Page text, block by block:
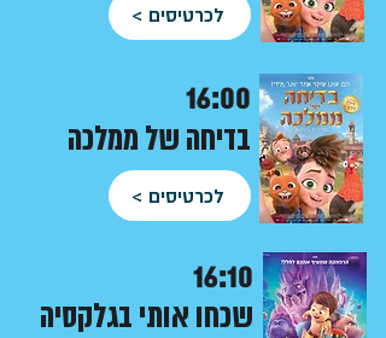
לכרטיסים >
בדיחה של ממלכה
16:00
לכרטיסים >
שכחו אותי בגלקסיה
16:10